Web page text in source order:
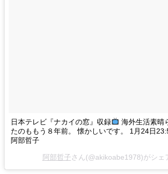
日本テレビ『ナカイの窓』収録 海外生活素晴
たのももう８年前。 懐かしいです。 1月24日
阿部哲子
阿部哲子さん(@akikoabe1978)がシェ